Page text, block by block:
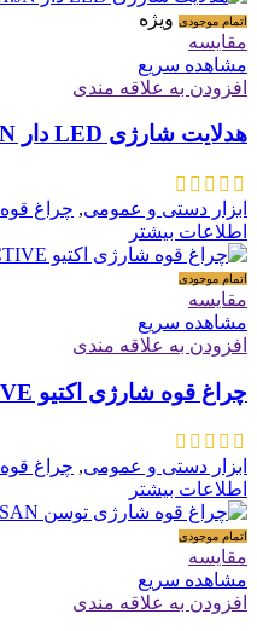
اتمام موجودی ویژه
مقایسه
مشاهده سریع
افزودن به علاقه مندی
هدلایت شارژی LED دار XSH.JN مدل JN-819T
ابزار دستی و عمومی, چراغ قوه
اطلاعات بیشتر
اتمام موجودی
مقایسه
مشاهده سریع
افزودن به علاقه مندی
چراغ قوه شارژی اکتیو ACTIVE مدل AC-6910SP
ابزار دستی و عمومی, چراغ قوه
اطلاعات بیشتر
اتمام موجودی
مقایسه
مشاهده سریع
افزودن به علاقه مندی